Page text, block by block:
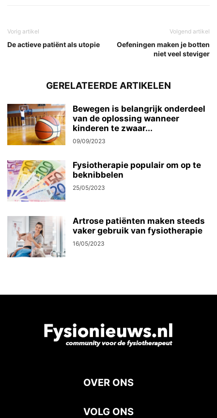
Vorig artikel
De actieve patiënt als utopie
Volgend artikel
Oefeningen maken je botten
niet veel steviger
GERELATEERDE ARTIKELEN
Bewegen is belangrijk onderdeel
van de oplossing wanneer
kinderen te zwaar...
09/09/2023
Fysiotherapie populair om op te
beknibbelen
25/05/2023
Artrose patiënten maken steeds
vaker gebruik van fysiotherapie
16/05/2023
OVER ONS
VOLG ONS